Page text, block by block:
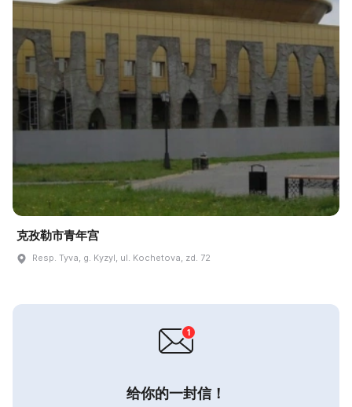
克孜勒市青年宫
Resp. Tyva, g. Kyzyl, ul. Kochetova, zd. 72
给你的一封信！